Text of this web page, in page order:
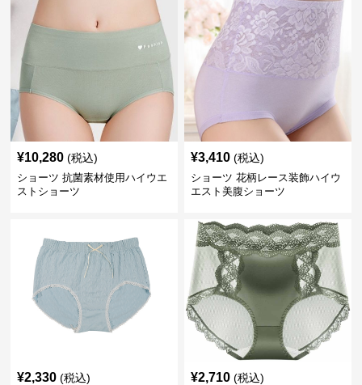
¥10,280 (税込)
ショーツ 抗菌素材使用ハイウエ
ストショーツ
¥3,410 (税込)
ショーツ 花柄レース装飾ハイウ
エスト美腹ショーツ
¥2,330 (税込) ¥2,710 (税込)